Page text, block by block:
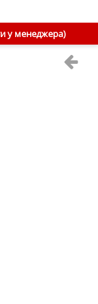
у менеджера)